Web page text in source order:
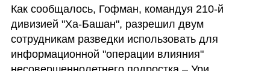
Как сообщалось, Гофман, командуя 210-й
дивизией "Ха-Башан", разрешил двум
сотрудникам разведки использовать для
информационной "операции влияния"